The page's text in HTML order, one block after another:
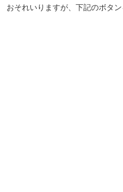
おそれいりますが、下記のボタ